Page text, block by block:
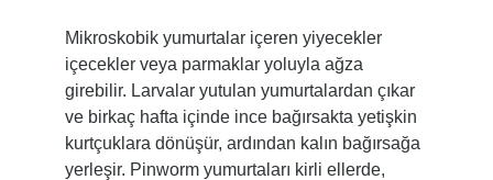
Mikroskobik yumurtalar içeren yiyecekler
içecekler veya parmaklar yoluyla ağza
girebilir. Larvalar yutulan yumurtalardan çıkar
ve birkaç hafta içinde ince bağırsakta yetişkin
kurtçuklara dönüşür, ardından kalın bağırsağa
yerleşir. Pinworm yumurtaları kirli ellerde,